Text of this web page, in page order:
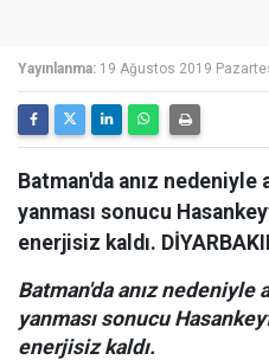
Yayınlanma: 19 Ağustos 2019
Batman'da anız
yanması sonucu
enerjisiz kaldı.
Batman'da anız
yanması sonucu
enerjisiz kaldı.